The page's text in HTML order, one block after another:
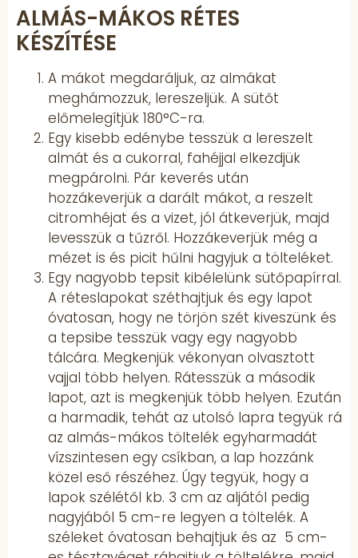
ALMÁS-MÁKOS RÉTES
KÉSZÍTÉSE
A mákot megdaráljuk, az almákat
meghámozzuk, lereszeljük. A sütőt
előmelegítjük 180°C-ra.
Egy kisebb edénybe tesszük a lereszelt
almát és a cukorral, fahéjjal elkezdjük
megpárolni. Pár keverés után
hozzákeverjük a darált mákot, a reszelt
citromhéjat és a vizet, jól átkeverjük, majd
levesszük a tűzről. Hozzákeverjük még a
mézet is és picit hűlni hagyjuk a tölteléket.
Egy nagyobb tepsit kibélelünk sütőpapírral.
A réteslapokat széthajtjuk és egy lapot
óvatosan, hogy ne törjön szét kiveszünk és
a tepsibe tesszük vagy egy nagyobb
tálcára. Megkenjük vékonyan olvasztott
vajjal több helyen. Rátesszük a második
lapot, azt is megkenjük több helyen. Ezután
a harmadik, tehát az utolsó lapra tegyük rá
az almás-mákos töltelék egyharmadát
vízszintesen egy csíkban, a lap hozzánk
közel eső részéhez. Úgy tegyük, hogy a
lapok szélétől kb. 3 cm az aljától pedig
nagyjából 5 cm-re legyen a töltelék. A
széleket óvatosan behajtjuk és az 5 cm-